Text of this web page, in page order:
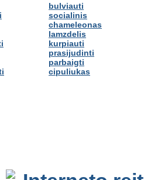
bulviauti
socialinis
chameleonas
lamzdelis
kurpiauti
prasijudinti
parbaigti
cipuliukas